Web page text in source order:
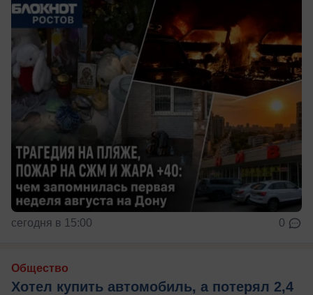
сегодня в 15:00 0
Общество
Хотел купить автомобиль, а потерял 2,4